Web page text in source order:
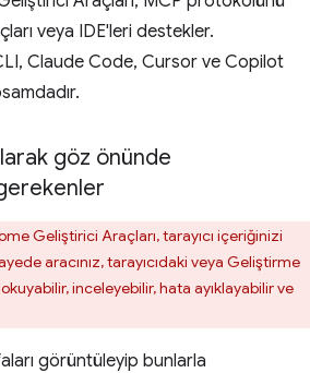
veya IDE'leri destekler.
Claude Code, Cursor ve Copilot
göz önünde
Geliştirici Araçları, tarayıcı içeriğinizi
aracınız, tarayıcıdaki veya Geliştirme
inceleyebilir, hata ayıklayabilir ve
görüntüleyip bunlarla